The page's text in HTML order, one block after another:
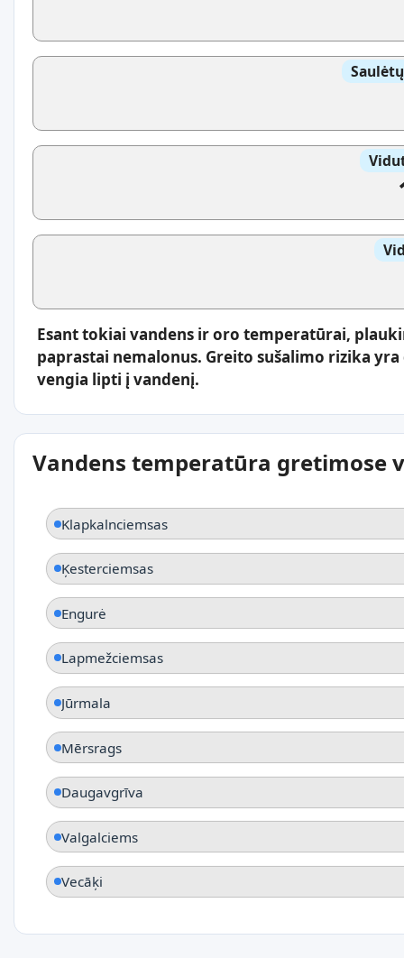
Esant tokiai vandens ir oro temperatūrai,
paprastai nemalonus. Greito sušalimo rizika
vengia lipti į vandenį.
Vandens temperatūra gretimose
Klapkalnciemsas
Ķesterciemsas
Engurė
Lapmežciemsas
Jūrmala
Mērsrags
Daugavgrīva
Valgalciems
Vecāķi